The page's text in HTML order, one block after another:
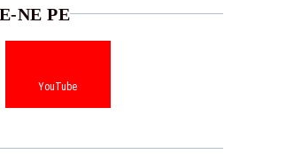
NE PE
YouTube